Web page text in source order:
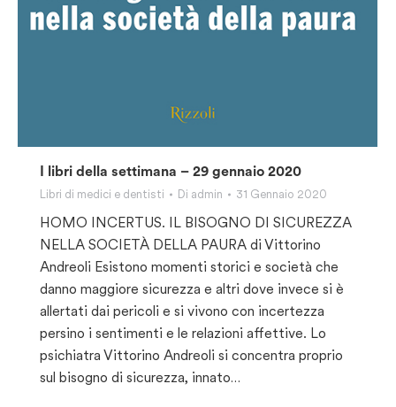
I libri della settimana – 29 gennaio 2020
Libri di medici e dentisti Di admin 31 Gennaio 2020
HOMO INCERTUS. IL BISOGNO DI SICUREZZA
NELLA SOCIETÀ DELLA PAURA di Vittorino
Andreoli Esistono momenti storici e società che
danno maggiore sicurezza e altri dove invece si è
allertati dai pericoli e si vivono con incertezza
persino i sentimenti e le relazioni affettive. Lo
psichiatra Vittorino Andreoli si concentra proprio
sul bisogno di sicurezza, innato…